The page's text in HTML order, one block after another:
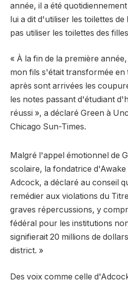
année, il a été
lui a dit d'utiliser les toilettes
pas utiliser les toilettes des
« À la fin de la première
mon fils s'était transformée en
après sont arrivées les
les notes passant d'étudiant
réussi », a déclaré Green à
Chicago Sun-Times.
Malgré l'appel émotionnel de
scolaire, la fondatrice
Adcock, a déclaré au conseil
remédier aux violations du
graves répercussions, y
fédéral pour les institutions
signifierait 20 millions de
district. »
Des voix comme celle